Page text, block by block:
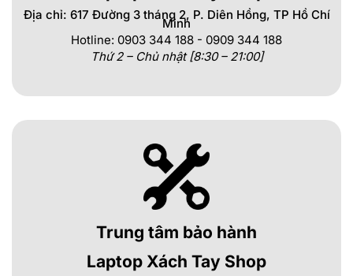
Địa chỉ: 617 Đường 3 tháng 2, P. Diên Hồng, TP Hồ Chí
Minh
Hotline: 0903 344 188 - 0909 344 188
Thứ 2 – Chủ nhật [8:30 – 21:00]
Trung tâm bảo hành
Laptop Xách Tay Shop